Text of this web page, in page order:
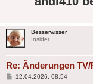
Besserwisser
Insider
Re: Änderungen TV/
Beitrag
12.04.2026, 08:54